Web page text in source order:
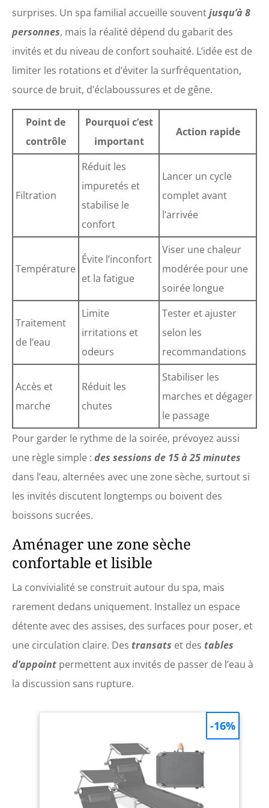
surprises. Un spa familial accueille souventjusqu’à 8
personnes, mais la réalité dépend du gabarit des
invités et du niveau de confort souhaité. L’idée est de
limiter les rotations et d’éviter la surfréquentation,
source de bruit, d’éclaboussures et de gêne.
Point de
contrôle
Pourquoi c’est
important
Action rapide
Filtration
Réduit les
impuretés et
stabilise le
confort
Lancer un cycle
complet avant
l’arrivée
Température
Évite l’inconfort
et la fatigue
Viser une chaleur
modérée pour une
soirée longue
Traitement
de l’eau
Limite
irritations et
odeurs
Tester et ajuster
selon les
recommandations
Accès et
marche
Réduit les
chutes
Stabiliser les
marches et dégager
le passage
Pour garder le rythme de la soirée, prévoyez aussi
une règle simple : des sessions de 15 à 25 minutes
dans l’eau, alternées avec une zone sèche, surtout si
les invités discutent longtemps ou boivent des
boissons sucrées.
Aménager une zone sèche
confortable et lisible
La convivialité se construit autour du spa, mais
rarement dedans uniquement. Installez un espace
détente avec des assises, des surfaces pour poser, et
une circulation claire. Des transats et des tables
d’appoint permettent aux invités de passer de l’eau à
la discussion sans rupture.
-16%